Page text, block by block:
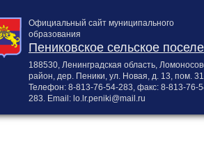
Официальный сайт муниципального
образования
Пениковское сельское
188530, Ленинградская область,
район, дер. Пеники, ул. Новая, д. 13, пом. 31
Телефон: 8-813-76-54-283 , факс: 8-813-76-
283 . Email: lo.lr.peniki@mail.ru